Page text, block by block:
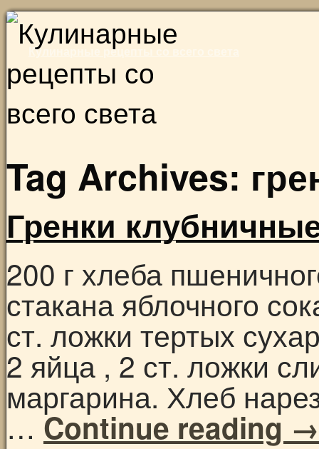
Кулинарные рецепты со всего света
Skip
content
Tag Archives:
Гренки
200 г хлеба
стакана яблочного
ст. ложки тертых
2 яйца , 2 ст. ложки
маргарина. Хлеб
… Continue reading →